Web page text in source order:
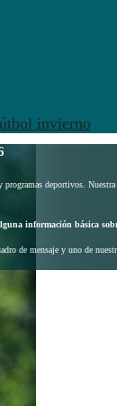
invierno
deportivos.
información básica
de mensaje y uno de